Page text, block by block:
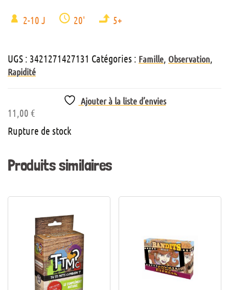
2-10 J 20' 5+
UGS : 3421271427131 Catégories : Famille, Observation,
Rapidité
Ajouter à la liste d’envies
11,00 €
Rupture de stock
Produits similaires